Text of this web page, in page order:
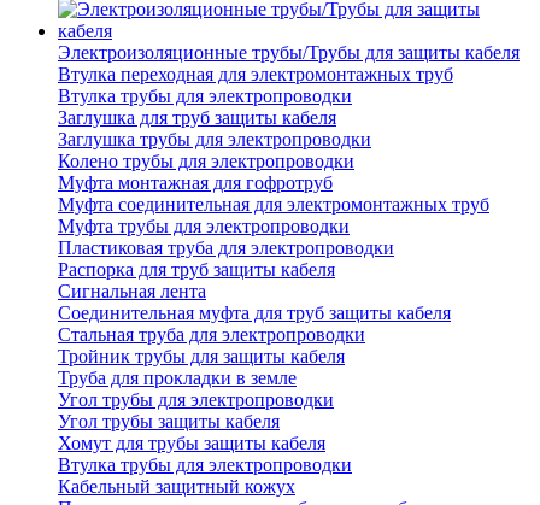
Электроизоляционные трубы/Трубы для защиты кабеля
Втулка переходная для электромонтажных труб
Втулка трубы для электропроводки
Заглушка для труб защиты кабеля
Заглушка трубы для электропроводки
Колено трубы для электропроводки
Муфта монтажная для гофротруб
Муфта соединительная для электромонтажных труб
Муфта трубы для электропроводки
Пластиковая труба для электропроводки
Распорка для труб защиты кабеля
Сигнальная лента
Соединительная муфта для труб защиты кабеля
Стальная труба для электропроводки
Тройник трубы для защиты кабеля
Труба для прокладки в земле
Угол трубы для электропроводки
Угол трубы защиты кабеля
Хомут для трубы защиты кабеля
Втулка трубы для электропроводки
Кабельный защитный кожух